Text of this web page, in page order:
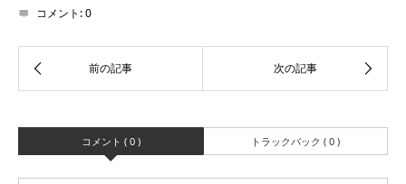
コメント:0
コメント ( 0 ) トラックバック ( 0 )